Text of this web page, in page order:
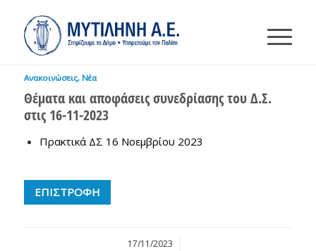
Ανακοινώσεις, Νέα
Θέματα και αποφάσεις συνεδρίασης του Δ.Σ.
στις 16-11-2023
Πρακτικά ΔΣ 16 Νοεμβρίου 2023
ΕΠΙΣΤΡΟΦΗ
17/11/2023
/